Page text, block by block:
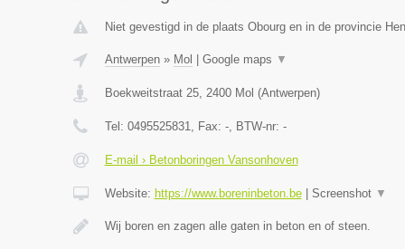
Niet gevestigd in de plaats Obourg en in de provincie
Antwerpen» Mol Google maps ▼
Boekweitstraat 25, 2400 Mol (Antwerpen)
Tel: 0495525831, Fax: -, BTW-nr: -
E-mail › Betonboringen Vansonhoven
Website: https://www.boreninbeton.be| Screenshot ▼
Wij boren en zagen alle gaten in beton en of steen.